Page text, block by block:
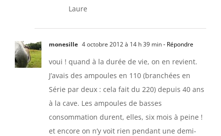
Laure
monesille 4 octobre 2012 à 14 h 39 min- Répondre
voui ! quand à la durée de vie, on en revient.
J’avais des ampoules en 110 (branchées en
Série par deux : cela fait du 220) depuis 40 ans
à la cave. Les ampoules de basses
consommation durent, elles, six mois à peine !
et encore on n’y voit rien pendant une demi-